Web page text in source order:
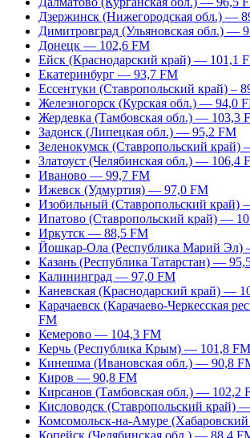
Дзержинск (Нижегородская обл.) —
Димитровград (Ульяновская обл.) —
Донецк — 102,6 FM
Ейск (Краснодарский край) — 101,1
Екатеринбург — 93,7 FM
Ессентуки (Ставропольский край) –
Железногорск (Курская обл.) — 94,0
Жердевка (Тамбовская обл.) — 103,3
Задонск (Липецкая обл.) — 95,2 FM
Зеленокумск (Ставропольский край)
Златоуст (Челябинская обл.) — 106,4
Иваново — 99,7 FM
Ижевск (Удмуртия) — 97,0 FM
Изобильный (Ставропольский край)
Ипатово (Ставропольский край) —
Иркутск — 88,5 FM
Йошкар-Ола (Республика Марий Эл)
Казань (Республика Татарстан) —
Калининград — 97,0 FM
Каневская (Краснодарский край) —
Карачаевск (Карачаево-Черкесская
FM
Кемерово — 104,3 FM
Керчь (Республика Крым) — 101,8 FM
Кинешма (Ивановская обл.) — 90,8
Киров — 90,8 FM
Кирсанов (Тамбовская обл.) — 102,2
Кисловодск (Ставропольский край)
Комсомольск-на-Амуре
Копейск (Челябинская обл.) — 88,4